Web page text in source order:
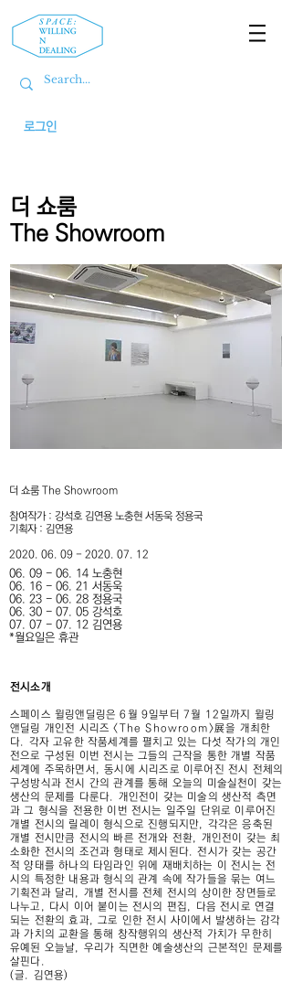
로그인
더 쇼룸
The Showroom
더 쇼룸 The Showroom
참여작가 : 강석호 김연용 노충현 서동욱 정용국
기획자 : 김연용
2020. 06. 09 - 2020. 07. 12
06. 09 - 06. 14 노충현
06. 16 - 06. 21 서동욱
06. 23 - 06. 28 정용국
06. 30 - 07. 05 강석호
07. 07 - 07. 12 김연용
​*월요일은 휴관
전시소개
스페이스 윌링앤딜링은 6월 9일부터 7월 12일까지 윌링
앤딜링 개인전 시리즈 <The Showroom>展을 개최한
다. 각자 고유한 작품세계를 펼치고 있는 다섯 작가의 개인
전으로 구성된 이번 전시는 그들의 근작을 통한 개별 작품
세계에 주목하면서, 동시에 시리즈로 이루어진 전시 전체의
구성방식과 전시 간의 관계를 통해 오늘의 미술실천이 갖는
생산의 문제를 다룬다. 개인전이 갖는 미술의 생산적 측면
과 그 형식을 전용한 이번 전시는 일주일 단위로 이루어진
개별 전시의 릴레이 형식으로 진행되지만, 각각은 응축된
개별 전시만큼 전시의 빠른 전개와 전환, 개인전이 갖는 최
소화한 전시의 조건과 형태로 제시된다.전시가 갖는 공간
적 양태를 하나의 타임라인 위에 재배치하는 이 전시는 전
시의 특정한 내용과 형식의 관계 속에 작가들을 묶는 여느
기획전과 달리, 개별 전시를 전체 전시의 상이한 장면들로
나누고, 다시 이어 붙이는 전시의 편집, 다음 전시로 연결
되는 전환의 효과, 그로 인한 전시 사이에서 발생하는 감각
과 가치의 교환을 통해 창작행위의 생산적 가치가 무한히
유예된 오늘날, 우리가 직면한 예술생산의 근본적인 문제를
살핀다.
​(글. 김연용)